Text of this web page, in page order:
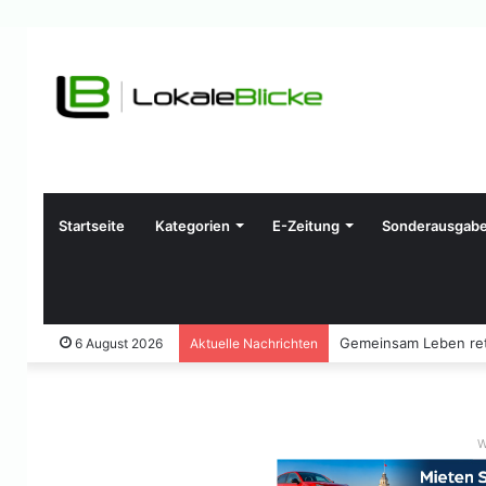
Startseite Kategorien E-Zeitung
6 August 2026 Aktuelle Nachrichten Gemeinsam Leben